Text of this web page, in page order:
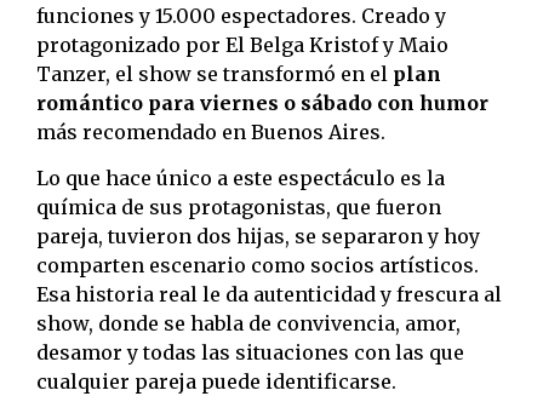
funciones y 15.000 espectadores. Creado y
protagonizado por El Belga Kristof y Maio
Tanzer, el show se transformó en el plan
romántico para viernes o sábado con humor
más recomendado en Buenos Aires.
Lo que hace único a este espectáculo es la
química de sus protagonistas, que fueron
pareja, tuvieron dos hijas, se separaron y hoy
comparten escenario como socios artísticos.
Esa historia real le da autenticidad y frescura al
show, donde se habla de convivencia, amor,
desamor y todas las situaciones con las que
cualquier pareja puede identificarse.